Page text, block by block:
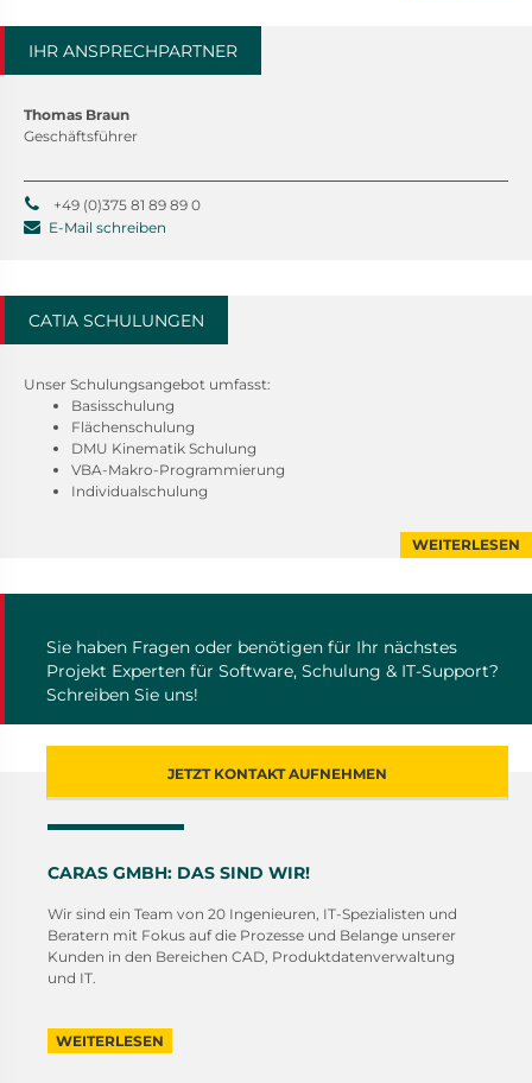
IHR ANSPRECHPARTNER
Thomas Braun
Geschäftsführer
+49 (0)375 81 89 89 0
E-Mail schreiben
CATIA SCHULUNGEN
Unser Schulungsangebot umfasst:
Basisschulung
Flächenschulung
DMU Kinematik Schulung
VBA-Makro-Programmierung
Individualschulung
WEITERLESEN
Sie haben Fragen oder benötigen für Ihr nächstes
Projekt Experten für Software, Schulung & IT-Support?
Schreiben Sie uns!
JETZT KONTAKT AUFNEHMEN
CARAS GMBH: DAS SIND WIR!
Wir sind ein Team von 20 Ingenieuren, IT-Spezialisten und
Beratern mit Fokus auf die Prozesse und Belange unserer
Kunden in den Bereichen CAD, Produktdatenverwaltung
und IT.
WEITERLESEN